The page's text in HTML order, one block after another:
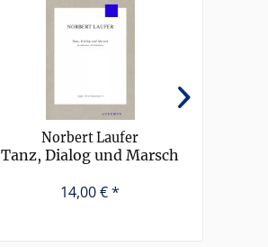
Norbert Laufer
Tanz, Dialog und Marsch
14,00 € *